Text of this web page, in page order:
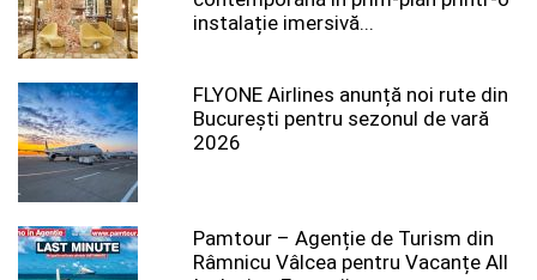
instalație imersivă...
FLYONE Airlines anunță noi rute din
București pentru sezonul de vară
2026
Pamtour – Agenție de Turism din
Râmnicu Vâlcea pentru Vacanțe All